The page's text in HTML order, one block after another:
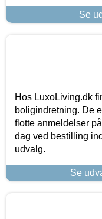
Se
Hos LuxoLiving.dk
boligindretning. De
flotte anmeldelser
dag ved bestilling
udvalg.
Se